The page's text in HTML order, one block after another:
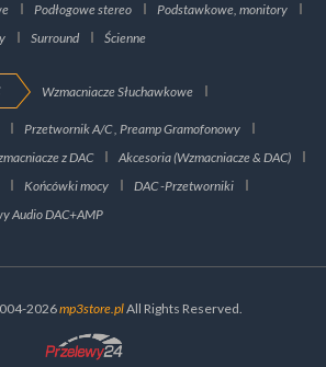
Podłogowe stereo
Podstawkowe, monitory
Surround Ścienne
Wzmacniacze Słuchawkowe
Przetwornik A/C , Preamp Gramofonowy
z DAC
Akcesoria (Wzmacniacze & DAC)
Końcówki mocy
DAC -Przetworniki
Audio DAC+AMP
2026mp3store.plAll Rights Reserved.